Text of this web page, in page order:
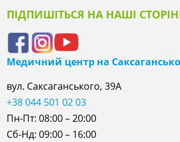
ПІДПИШІТЬСЯ НА НАШІ
Медичний центр на
вул. Саксаганського, 39А
+38 044 501 02 03
Пн-Пт: 08:00 – 20:00
Сб-Нд: 09:00 – 16:00